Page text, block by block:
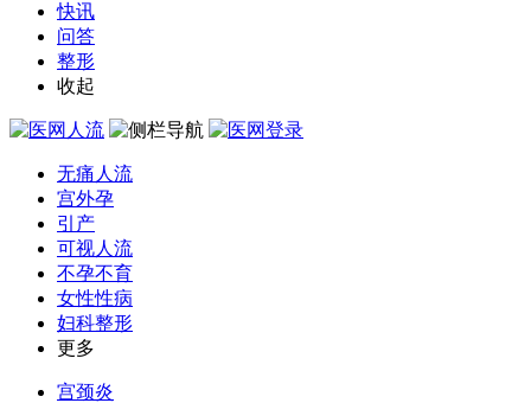
快讯
问答
整形
收起
无痛人流
宫外孕
引产
可视人流
不孕不育
女性性病
妇科整形
更多
宫颈炎